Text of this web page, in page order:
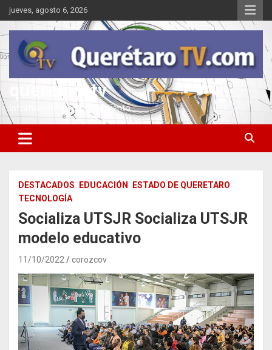
Saltar
al
contenido
jueves, agosto 6, 2026
queretarotv
Información y entretenimiento
DESTACADOS EDUCACIÓN
ESTADO DE QUERETARO
TECNOLOGÍA
Socializa UTSJR Socializa UTSJR
modelo educativo
11/10/2022 corozcov